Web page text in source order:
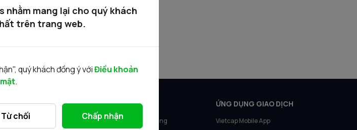
esop 2024.pdf
DỊCH VỤ
Tư vấn KH Cá nhân
SẢN PHẨM
Vietcap Trading
ỨNG DỤNG GIAO DỊCH
Vietcap Mobile App
mang lại cho quý khách
trên trang web.
quý khách đồng ý vớiĐiều khoản
.
Từ chối Chấp nhận